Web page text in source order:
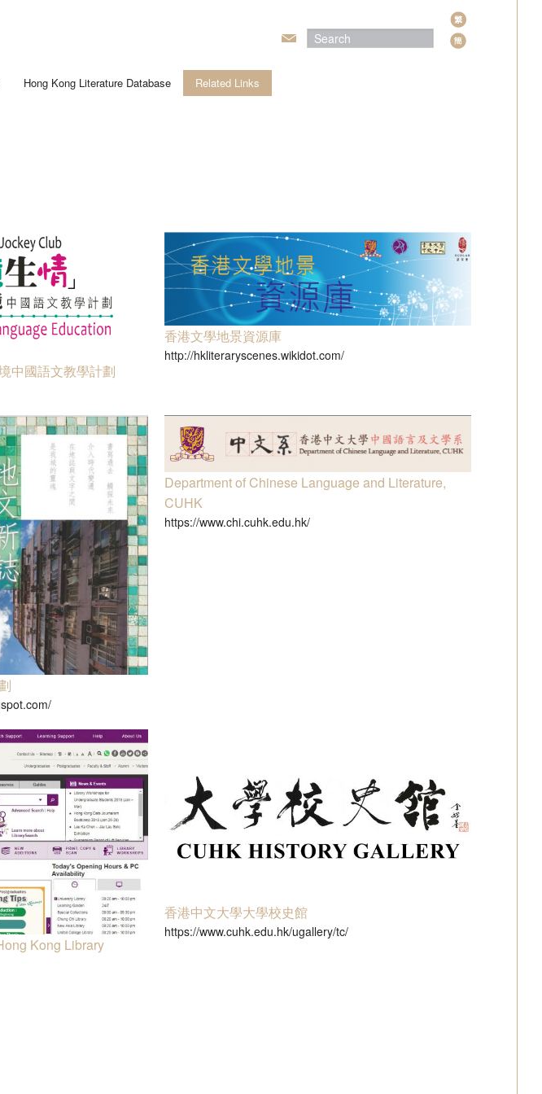
創作工作坊2020／21
——關於以文字成家 / 離家」大型公開講座
寫作：中學生社區文學導覽 2022／23
寫作：中學生社區文學導覽2021／22
作：中學生社區文學導覽繪本創作集
寫作：中學生社區文學導覽資料及創作集
作：創意寫作坊2021／22
寫作：創意寫作坊2022／23
寫作：繪本製作班2022／23
她：初中學生文學景點考察 2017/18
：初中學生文學景點考察2018／19
會 2016/17
學生文學景點考察 2016/17
會 2015/16
學生文學景點考察 2015/16
箱──香港文學夏令營2022
驗：文學景點考察2021/22
文學讀寫網上工作坊2021/22
文學讀寫網上工作坊2020/21
體驗：文學景點考察2019/20
文學讀寫網上工作坊2019/20
體驗：文學景點考察2018/19
文學讀寫工作坊2018/19
──香港文學夏令營2019
2017/18 活動計劃參考
文學讀寫工作坊2017/18
樂場── 香港文學夏令營2018
17
文學讀寫工作坊2016/17
香港文學夏令營2017
文學讀寫工作坊2015/16
兔子洞──香港文學夏令營2016
Hong Kong Literature Database Related Links
中國語文教學計劃
香港文學地景資源庫
http://hkliteraryscenes.wikidot.com/
Department of Chinese Language and Literature,
CUHK
https://www.chi.cuhk.edu.hk/
Kong Library
香港中文大學大學校史館
https://www.cuhk.edu.hk/ugallery/tc/